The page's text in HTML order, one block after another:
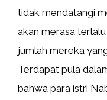
tidak mendatangi
akan merasa
jumlah mereka
Terdapat pula
bahwa para istri